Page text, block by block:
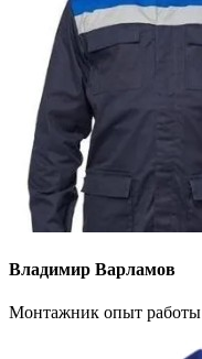
Владимир Варламов
Монтажник опыт работы